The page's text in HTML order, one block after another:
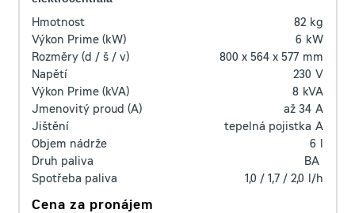
Hmotnost 82 kg
Výkon Prime (kW)
6 kW
Rozměry (d / š / v)
800 x 564 x 577 mm
Napětí
230 V
Výkon Prime (kVA)
8 kVA
Jmenovitý proud (A)
až 34 A
Jištění
tepelná pojistka A
Objem nádrže
6 l
Druh paliva
BA
Spotřeba paliva
1,0 / 1,7 / 2,0 l/h
Cena za pronájem